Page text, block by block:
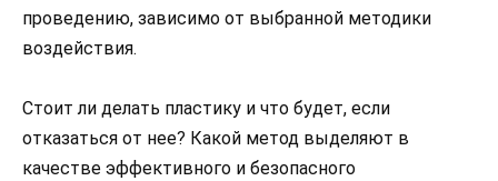
проведению, зависимо от выбранной методики
воздействия.
Стоит ли делать пластику и что будет, если
отказаться от нее? Какой метод выделяют в
качестве эффективного и безопасного